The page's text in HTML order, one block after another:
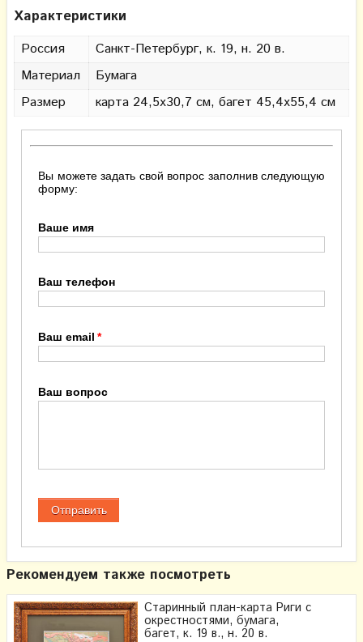
Характеристики
Россия
Санкт-Петербург, к. 19, н. 20 в.
Материал
Бумага
Размер
карта 24,5х30,7 см, багет 45,4х55,4 см
Вы можете задать свой вопрос заполнив следующую
форму:
Ваше имя
Ваш телефон
Ваш email
Ваш вопрос
Рекомендуем также посмотреть
Старинный план-карта Риги с
окрестностями, бумага,
багет, к. 19 в., н. 20 в.